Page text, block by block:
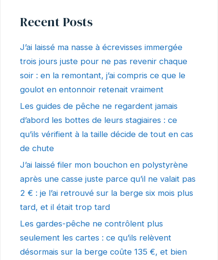
Recent Posts
J’ai laissé ma nasse à écrevisses immergée
trois jours juste pour ne pas revenir chaque
soir : en la remontant, j’ai compris ce que le
goulot en entonnoir retenait vraiment
Les guides de pêche ne regardent jamais
d’abord les bottes de leurs stagiaires : ce
qu’ils vérifient à la taille décide de tout en cas
de chute
J’ai laissé filer mon bouchon en polystyrène
après une casse juste parce qu’il ne valait pas
2 € : je l’ai retrouvé sur la berge six mois plus
tard, et il était trop tard
Les gardes-pêche ne contrôlent plus
seulement les cartes : ce qu’ils relèvent
désormais sur la berge coûte 135 €, et bien